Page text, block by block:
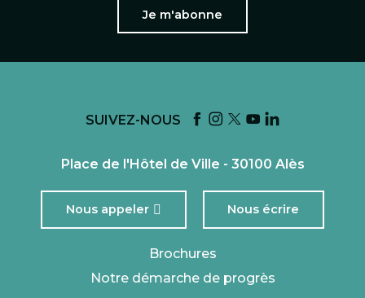
Je m'abonne
SUIVEZ-NOUS
Place de l'Hôtel de Ville - 30100 Alès
Nous appeler Nous écrire
Brochures
Notre démarche de progrès